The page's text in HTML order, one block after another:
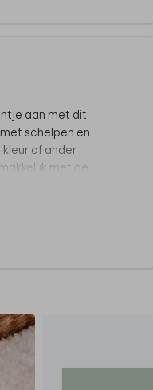
aan met dit
schelpen en
of ander
met de